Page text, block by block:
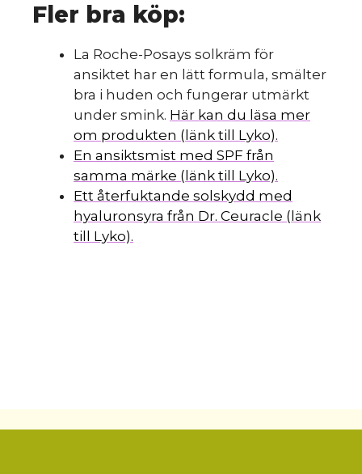
Fler bra köp:
La Roche-Posays solkräm för
ansiktet har en lätt formula, smälter
bra i huden och fungerar utmärkt
under smink. Här kan du läsa mer
om produkten (länk till Lyko).
En ansiktsmist med SPF från
samma märke (länk till Lyko).
Ett återfuktande solskydd med
hyaluronsyra från Dr. Ceuracle (länk
till Lyko).